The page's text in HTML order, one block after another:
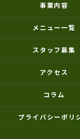
事業内容
メニュー一覧
スタッフ募集
アクセス
コラム
プライバシーポリ